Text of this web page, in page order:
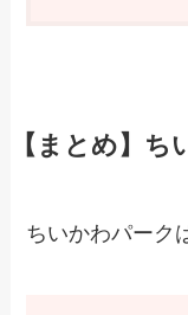
【まとめ】ち
ちいかわパーク